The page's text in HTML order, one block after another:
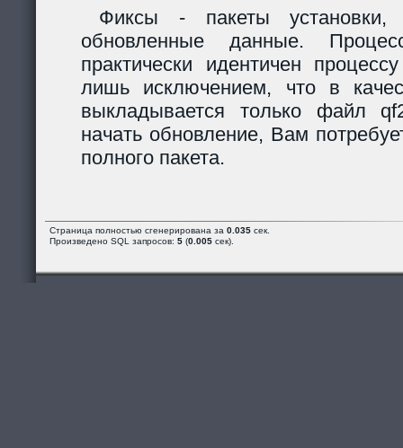
Фиксы - пакеты установки,
обновленные данные.
практически идентичен
лишь исключением, что в
выкладывается только файл
начать обновление, Вам
полного пакета.
Страница полностью сгенерирована за 0.035 сек.
Произведено SQL запросов: 5 (0.005 сек).